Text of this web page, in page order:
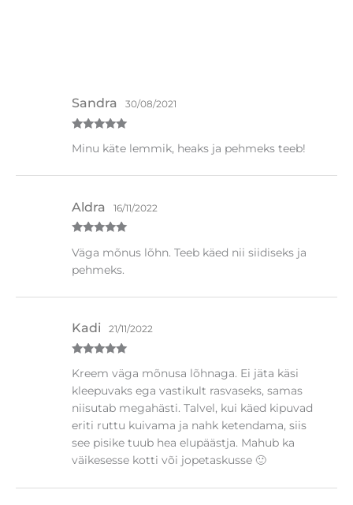
5/ 5
Sandra 30/08/2021
Minu käte lemmik, heaks ja pehmeks teeb!
5/ 5
Aldra 16/11/2022
Väga mõnus lõhn. Teeb käed nii siidiseks ja
pehmeks.
5/ 5
Kadi 21/11/2022
Kreem väga mõnusa lõhnaga. Ei jäta käsi
kleepuvaks ega vastikult rasvaseks, samas
niisutab megahästi. Talvel, kui käed kipuvad
eriti ruttu kuivama ja nahk ketendama, siis
see pisike tuub hea elupäästja. Mahub ka
väikesesse kotti või jopetaskusse 🙂